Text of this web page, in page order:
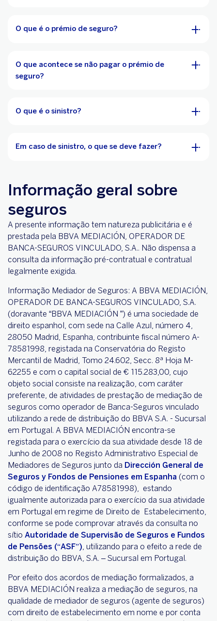
O que é o prémio de seguro?
O que acontece se não pagar o prémio de
seguro?
O que é o sinistro?
Em caso de sinistro, o que se deve fazer?
Informação geral sobre
seguros
A presente informação tem natureza publicitária e é
prestada pela BBVA MEDIACIÓN, OPERADOR DE
BANCA-SEGUROS VINCULADO, S.A.. Não dispensa a
consulta da informação pré-contratual e contratual
legalmente exigida.
Informação Mediador de Seguros: A BBVA MEDIACIÓN,
OPERADOR DE BANCA-SEGUROS VINCULADO, S.A.
(doravante “BBVA MEDIACIÓN ”) é uma sociedade de
direito espanhol, com sede na Calle Azul, número 4,
28050 Madrid, Espanha, contribuinte fiscal número A-
78581998, registada na Conservatória do Registo
Mercantil de Madrid, Tomo 24.602, Secc. 8ª Hoja M-
62255 e com o capital social de € 115.283,00, cujo
objeto social consiste na realização, com caráter
preferente, de atividades de prestação de mediação de
seguros como operador de Banca-Seguros vinculado
utilizando a rede de distribuição do BBVA S.A. - Sucursal
em Portugal. A BBVA MEDIACIÓN encontra-se
registada para o exercício da sua atividade desde 18 de
Junho de 2008 no Registo Administrativo Especial de
Mediadores de Seguros junto da Dirección General de
Seguros y Fondos de Pensiones em Espanha (com o
código de identificação A78581998), estando
igualmente autorizada para o exercício da sua atividade
em Portugal em regime de Direito de Estabelecimento,
conforme se pode comprovar através da consulta no
sítio Autoridade de Supervisão de Seguros e Fundos
de Pensões (“ASF”), utilizando para o efeito a rede de
distribuição do BBVA, S.A. – Sucursal em Portugal.
Por efeito dos acordos de mediação formalizados, a
BBVA MEDIACIÓN realiza a mediação de seguros, na
qualidade de mediador de seguros (agente de seguros)
com direito de estabelecimento em nome e por conta